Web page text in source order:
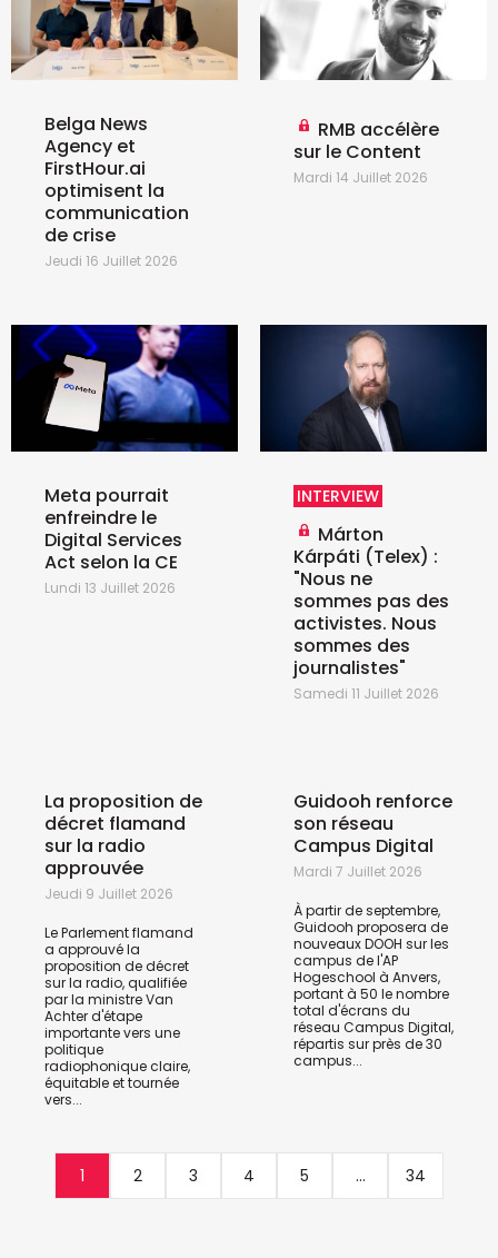
Belga News
Agency et
FirstHour.ai
optimisent la
communication
de crise
Jeudi 16 Juillet 2026
RMB accélère
sur le Content
Mardi 14 Juillet 2026
Meta pourrait
enfreindre le
Digital Services
Act selon la CE
Lundi 13 Juillet 2026
INTERVIEW
Márton
Kárpáti (Telex) :
"Nous ne
sommes pas des
activistes. Nous
sommes des
journalistes"
Samedi 11 Juillet 2026
La proposition de
décret flamand
sur la radio
approuvée
Jeudi 9 Juillet 2026
Le Parlement flamand
a approuvé la
proposition de décret
sur la radio, qualifiée
par la ministre Van
Achter d'étape
importante vers une
politique
radiophonique claire,
équitable et tournée
vers...
Guidooh renforce
son réseau
Campus Digital
Mardi 7 Juillet 2026
À partir de septembre,
Guidooh proposera de
nouveaux DOOH sur les
campus de l'AP
Hogeschool à Anvers,
portant à 50 le nombre
total d'écrans du
réseau Campus Digital,
répartis sur près de 30
campus...
1 2 3 4 5 ... 34